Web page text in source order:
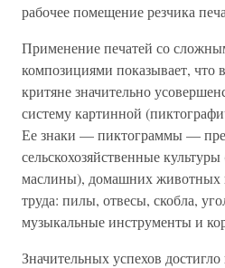
рабочее помещение резчика
Применение печатей со
композициями показывает, что
критяне значительно
систему картинной
Ее знаки — пиктограммы —
сельскохозяйственные
маслины), домашних животных
труда: пилы, отвесы, скобла,
музыкальные инструменты и
Значительных успехов достигло